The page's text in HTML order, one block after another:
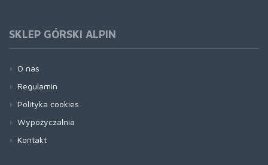
SKLEP GÓRSKI ALPIN
O nas
Regulamin
Polityka cookies
Wypożyczalnia
Kontakt